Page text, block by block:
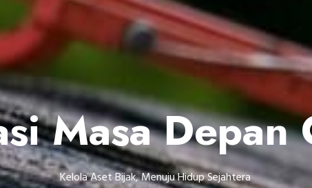
Masa Depan
Kelola Aset Bijak, Menuju Hidup Sejahtera